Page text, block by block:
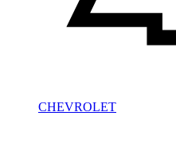
CHEVROLET